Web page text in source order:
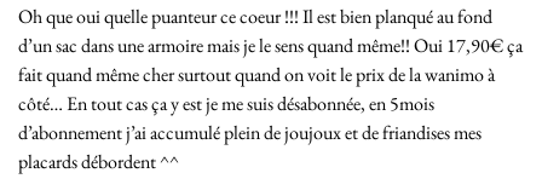
Oh que oui quelle puanteur ce coeur !!! Il est bien planqué au fond
d’un sac dans une armoire mais je le sens quand même!! Oui 17,90€ ça
fait quand même cher surtout quand on voit le prix de la wanimo à
côté… En tout cas ça y est je me suis désabonnée, en 5mois
d’abonnement j’ai accumulé plein de joujoux et de friandises mes
placards débordent ^^